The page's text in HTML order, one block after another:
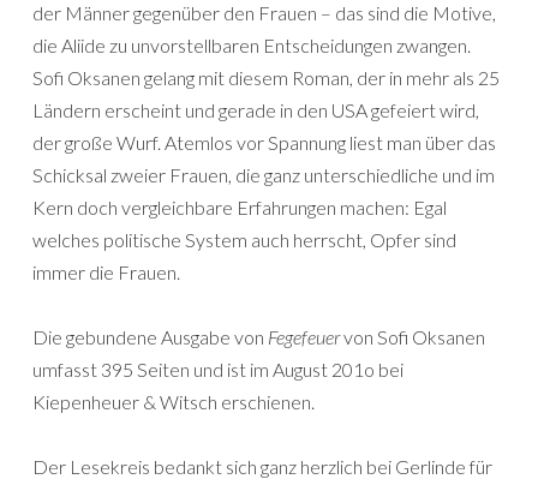
der Männer gegenüber den Frauen – das sind die Motive,
die Aliide zu unvorstellbaren Entscheidungen zwangen.
Sofi Oksanen gelang mit diesem Roman, der in mehr als 25
Ländern erscheint und gerade in den USA gefeiert wird,
der große Wurf. Atemlos vor Spannung liest man über das
Schicksal zweier Frauen, die ganz unterschiedliche und im
Kern doch vergleichbare Erfahrungen machen: Egal
welches politische System auch herrscht, Opfer sind
immer die Frauen.
Die gebundene Ausgabe von Fegefeuervon Sofi Oksanen
umfasst 395 Seiten und ist im August 201o bei
Kiepenheuer & Witsch erschienen.
Der Lesekreis bedankt sich ganz herzlich bei Gerlinde für